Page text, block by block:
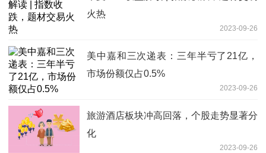
火热
2023-09-26
美中嘉和三次递表：三年半亏了21亿，
市场份额仅占0.5%
2023-09-26
旅游酒店板块冲高回落，个股走势显著分
化
2023-09-26